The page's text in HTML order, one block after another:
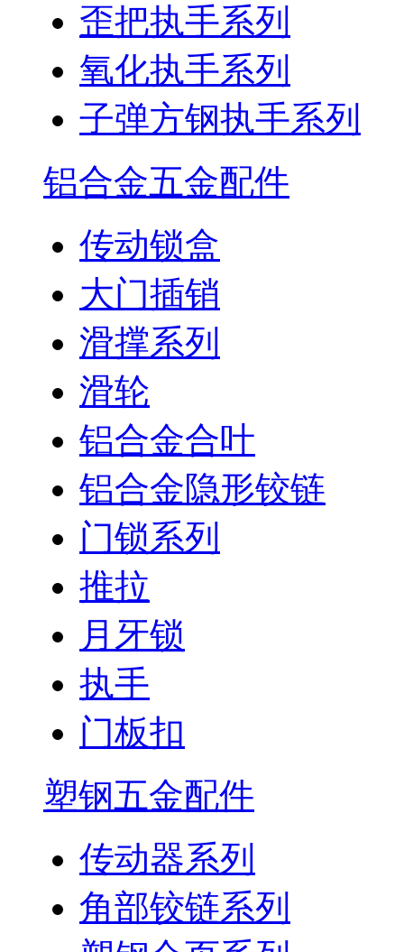
歪把执手系列
氧化执手系列
子弹方钢执手系列
铝合金五金配件
传动锁盒
大门插销
滑撑系列
滑轮
铝合金合叶
铝合金隐形铰链
门锁系列
推拉
月牙锁
执手
门板扣
塑钢五金配件
传动器系列
角部铰链系列